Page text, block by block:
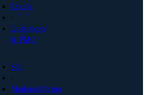
Teknik
·
Operations
& PMO
Sälj
·
Marknadsföring